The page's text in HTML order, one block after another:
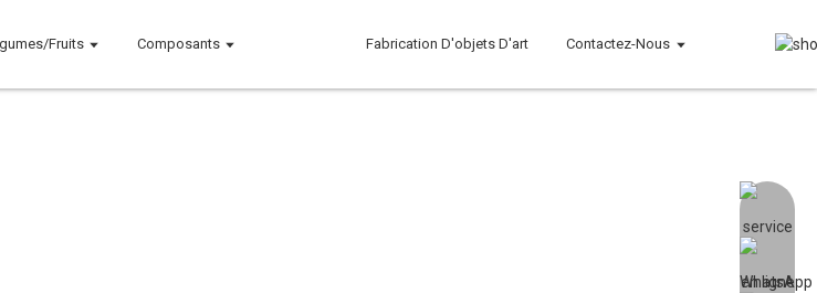
Fruits Composants Fabrication D'objets D'art Contactez-Nous